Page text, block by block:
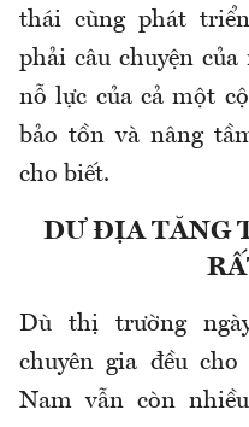
thái cùng phát
phải câu chuyện
nỗ lực của cả một
bảo tồn và nâng
cho biết.
DƯ ĐỊA TĂNG
Dù thị trường
chuyên gia đều
Nam vẫn còn